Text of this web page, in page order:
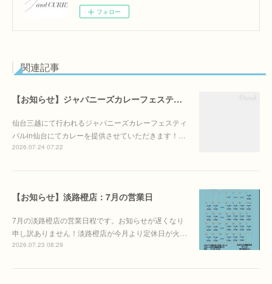
フォロー
関連記事
【お知らせ】ジャパニーズカレーフェスティバルin仙台に出店します！
仙台三越にて行われるジャパニーズカレーフェスティ
バルin仙台にてカレーを提供させていただきます！…
2026.07.24 07:22
【お知らせ】淡路橙店：7月の営業日
7月の淡路橙店の営業日程です。お知らせが遅くなり
申し訳ありません！淡路橙店が今月より定休日が火…
2026.07.23 08:29